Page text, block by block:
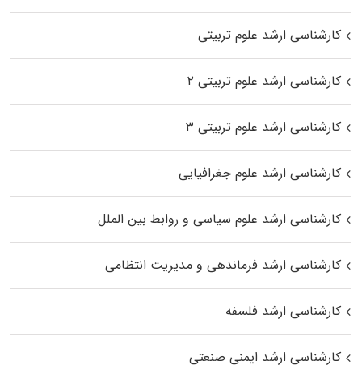
کارشناسی ارشد علوم تربیتی
کارشناسی ارشد علوم تربیتی ۲
کارشناسی ارشد علوم تربیتی ۳
کارشناسی ارشد علوم جغرافیایی
کارشناسی ارشد علوم سیاسی و روابط بین الملل
کارشناسی ارشد فرماندهی و مدیریت انتظامی
کارشناسی ارشد فلسفه
کارشناسی ارشد ایمنی صنعتی